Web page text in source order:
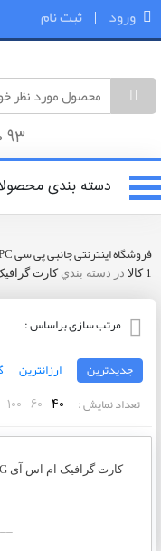
ورود | ثبت نام
93
دسته بندی
فروشگاه اینترنتی جانبی پی سی JanebiPC
1 کالا در دسته بنديکارت
مرتب سازی براساس :
جدیدترین
ارزانترین
تعداد نمایش :
40
60
100
کارت گرافیک ام اس آی Geforce RTX 3070 TI GAMING X TRIO 8G